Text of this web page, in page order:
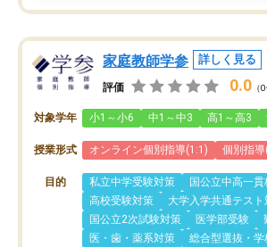
家庭教師学参 詳しく見る
評価 0.0 （
対象学年 小1～小6 中1～中3 高1～高3
授業形式 オンライン個別指導(1:1) 個別指導
目的 私立中学受験対策
国公立中高一
高校受験対策
大学入学共通テスト
国公立2次試験対策
医学部受験
医・歯・薬系対策
総合型選抜・